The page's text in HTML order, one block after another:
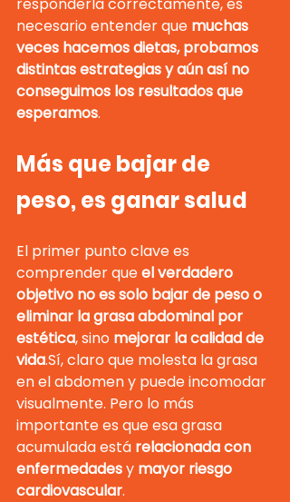
necesario entender que muchas
veces hacemos dietas, probamos
distintas estrategias y aún así no
conseguimos los resultados que
esperamos.
Más que bajar de
peso, es ganar salud
El primer punto clave es
comprender que el verdadero
objetivo no es solo bajar de peso o
eliminar la grasa abdominal por
estética, sino mejorar la calidad de
vida.Sí, claro que molesta la grasa
en el abdomen y puede incomodar
visualmente. Pero lo más
importante es que esa grasa
acumulada está relacionada con
enfermedades y mayor riesgo
cardiovascular.